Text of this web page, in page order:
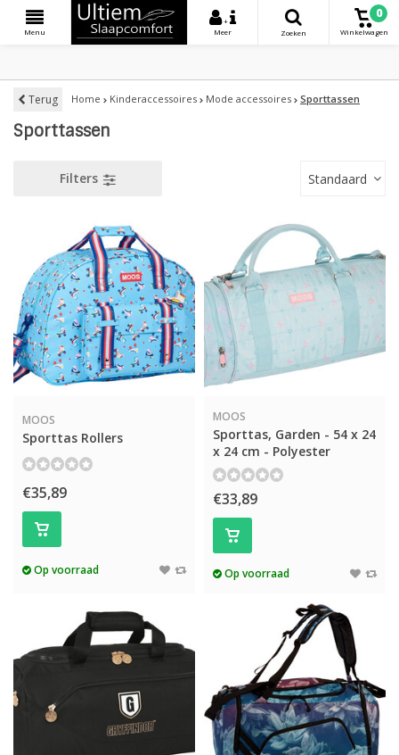
Menu
+
Meer
Zoeken
0
Winkelwagen
Terug Home Kinderaccessoires Mode accessoires Sporttassen
Sporttassen
Filters Standaard
MOOS
Sporttas Rollers
€35,89
Op voorraad
MOOS
Sporttas, Garden - 54 x 24
x 24 cm - Polyester
€33,89
Op voorraad